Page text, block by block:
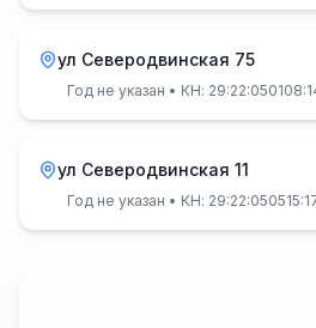
ул Северодвинская 75
Год не указан • КН:
ул Северодвинская 11
Год не указан • КН: